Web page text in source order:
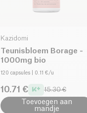
Kazidomi
Teunisbloem Borage -
1000mg bio
120 capsules | 0.11 €/u
10.71 € 15.30 €
Toevoegen aan
mandje